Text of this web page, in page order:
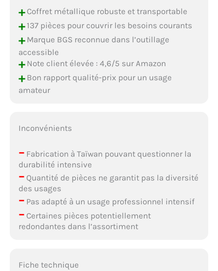
+Coffret métallique robuste et transportable
+137 pièces pour couvrir les besoins courants
+Marque BGS reconnue dans l’outillage
accessible
+Note client élevée : 4,6/5 sur Amazon
+Bon rapport qualité-prix pour un usage
amateur
Inconvénients
–Fabrication à Taïwan pouvant questionner la
durabilité intensive
–Quantité de pièces ne garantit pas la diversité
des usages
–Pas adapté à un usage professionnel intensif
–Certaines pièces potentiellement
redondantes dans l’assortiment
Fiche technique